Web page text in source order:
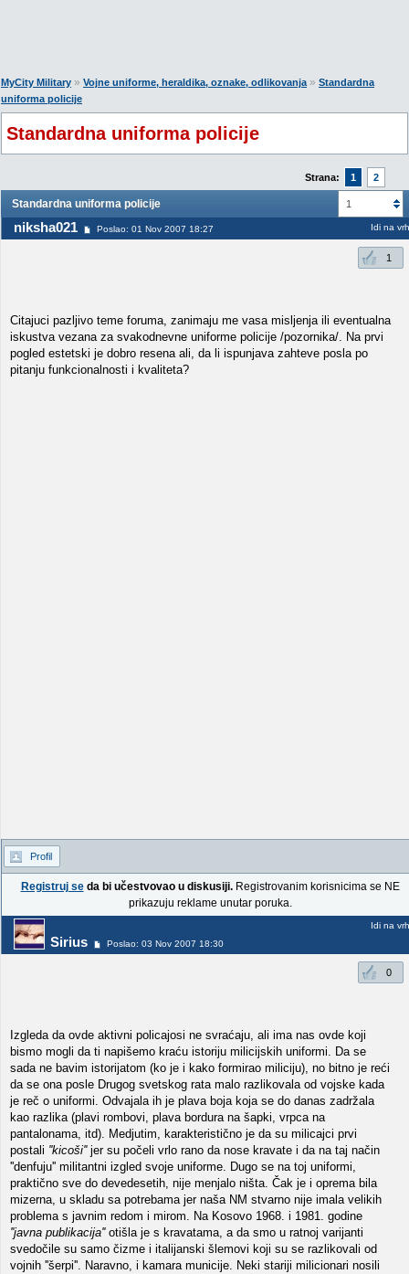
MyCity Military » Vojne uniforme, heraldika, oznake, odlikovanja» Standardna
uniforma policije
Standardna uniforma policije
Strana: 1 2
1
Standardna uniforma policije
niksha021 Poslao: 01 Nov 2007 18:27 Idi na vrh
1
Citajuci pazljivo teme foruma, zanimaju me vasa misljenja ili eventualna
iskustva vezana za svakodnevne uniforme policije /pozornika/. Na prvi
pogled estetski je dobro resena ali, da li ispunjava zahteve posla po
pitanju funkcionalnosti i kvaliteta?
Profil
Registruj seda bi učestvovao u diskusiji.Registrovanim korisnicima se NE
prikazuju reklame unutar poruka.
Sirius Poslao: 03 Nov 2007 18:30
Idi na vrh
0
Izgleda da ovde aktivni policajosi ne svraćaju, ali ima nas ovde koji
bismo mogli da ti napišemo kraću istoriju milicijskih uniformi. Da se
sada ne bavim istorijatom (ko je i kako formirao miliciju), no bitno je reći
da se ona posle Drugog svetskog rata malo razlikovala od vojske kada
je reč o uniformi. Odvajala ih je plava boja koja se do danas zadržala
kao razlika (plavi rombovi, plava bordura na šapki, vrpca na
pantalonama, itd). Medjutim, karakteristično je da su milicajci prvi
postali ''kicoši''jer su počeli vrlo rano da nose kravate i da na taj način
''denfuju'' militantni izgled svoje uniforme. Dugo se na toj uniformi,
praktično sve do devedesetih, nije menjalo ništa. Čak je i oprema bila
mizerna, u skladu sa potrebama jer naša NM stvarno nije imala velikih
problema s javnim redom i mirom. Na Kosovo 1968. i 1981. godine
''javna publikacija'' otišla je s kravatama, a da smo u ratnoj varijanti
svedočile su samo čizme i italijanski šlemovi koji su se razlikovali od
vojnih ''šerpi''. Naravno, i kamara municije. Neki stariji milicionari nosili